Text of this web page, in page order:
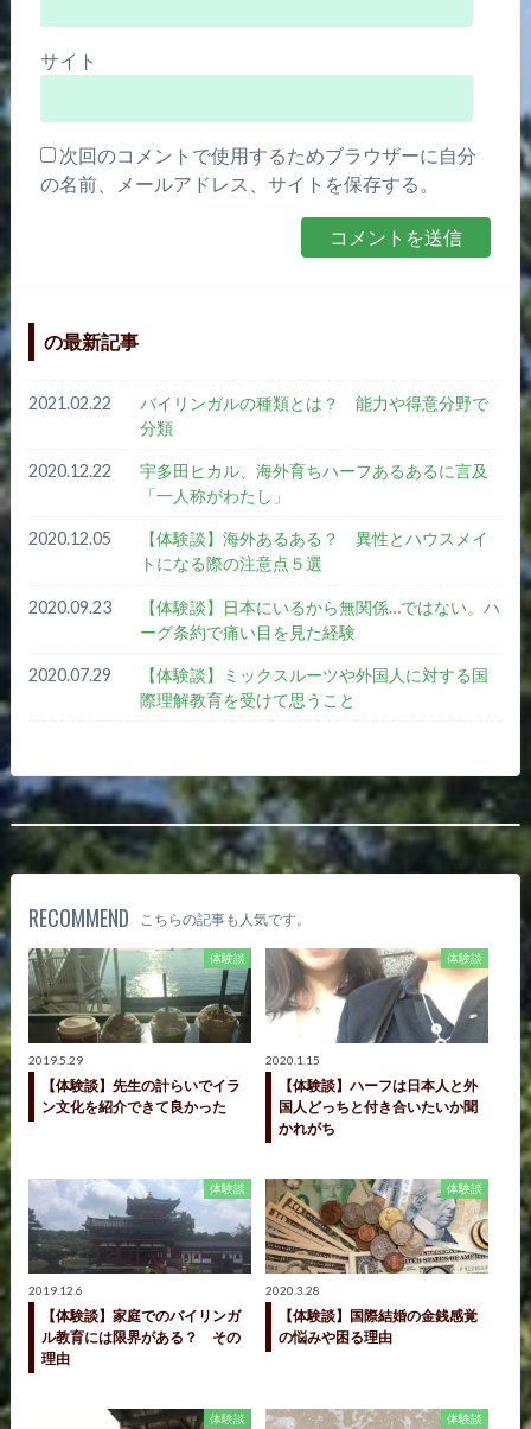
サイト
次回のコメントで使用するためブラウザーに自分
の名前、メールアドレス、サイトを保存する。
の最新記事
2021.02.22
バイリンガルの種類とは？ 能力や得意分野で
分類
2020.12.22
宇多田ヒカル、海外育ちハーフあるあるに言及
「一人称がわたし」
2020.12.05
【体験談】海外あるある？ 異性とハウスメイ
トになる際の注意点５選
2020.09.23
【体験談】日本にいるから無関係…ではない。ハ
ーグ条約で痛い目を見た経験
2020.07.29
【体験談】ミックスルーツや外国人に対する国
際理解教育を受けて思うこと
RECOMMEND こちらの記事も人気です。
体験談
2019.5.29
【体験談】先生の計らいでイラ
ン文化を紹介できて良かった
体験談
2020.1.15
【体験談】ハーフは日本人と外
国人どっちと付き合いたいか聞
かれがち
体験談
2019.12.6
【体験談】家庭でのバイリンガ
ル教育には限界がある？ その
理由
体験談
2020.3.28
【体験談】国際結婚の金銭感覚
の悩みや困る理由
体験談 体験談